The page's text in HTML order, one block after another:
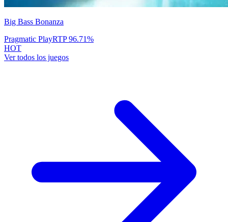
Big Bass Bonanza
Pragmatic PlayRTP96.71%
HOT
Ver todos los juegos